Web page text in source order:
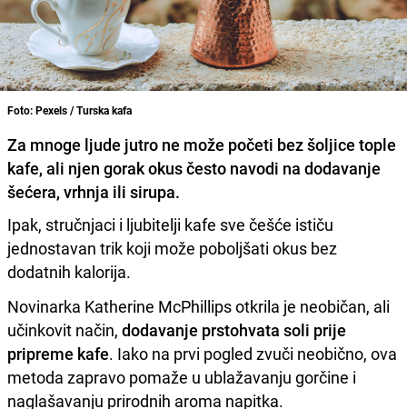
Foto: Pexels / Turska kafa
Za mnoge ljude jutro ne može početi bez šoljice tople
kafe, ali njen gorak okus često navodi na dodavanje
šećera, vrhnja ili sirupa.
Ipak, stručnjaci i ljubitelji kafe sve češće ističu
jednostavan trik koji može poboljšati okus bez
dodatnih kalorija.
Novinarka Katherine McPhillips otkrila je neobičan, ali
učinkovit način, dodavanje prstohvata soli prije
pripreme kafe. Iako na prvi pogled zvuči neobično, ova
metoda zapravo pomaže u ublažavanju gorčine i
naglašavanju prirodnih aroma napitka.